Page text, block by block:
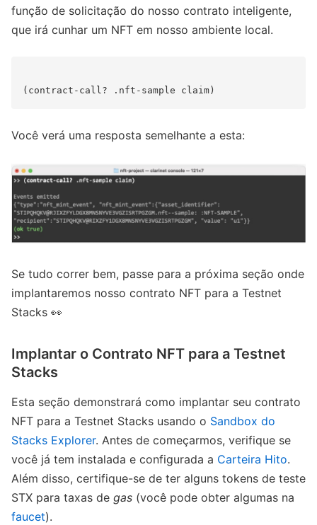
função de solicitação do nosso contrato inteligente,
que irá cunhar um NFT em nosso ambiente local.
Você verá uma resposta semelhante a esta:
Se tudo correr bem, passe para a próxima seção onde
implantaremos nosso contrato NFT para a Testnet
Stacks 👀
Implantar o Contrato NFT para a Testnet
Stacks
Esta seção demonstrará como implantar seu contrato
NFT para a Testnet Stacks usando o Sandbox do
Stacks Explorer. Antes de começarmos, verifique se
você já tem instalada e configurada a Carteira Hito.
Além disso, certifique-se de ter alguns tokens de teste
STX para taxas de gas (você pode obter algumas na
faucet).